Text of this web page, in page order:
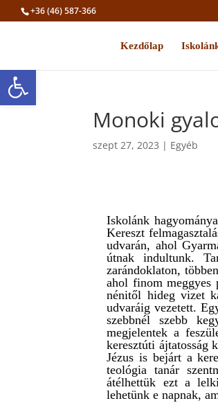
Eszköztár megnyitása
+36 (46) 587-366
Kezdőlap
Monoki
szept 27, 2023 | Egyéb
Iskolánk
Kereszt
udvarán, ahol
útnak indultunk.
zarándoklaton,
ahol finom meggyes
nénitől hideg vizet
udvaráig vezetett.
szebbnél szebb
megjelentek a
keresztúti ájtatosság
Jézus is bejárt a
teológia tanár
átélhettük ezt a
lehetünk e napnak,